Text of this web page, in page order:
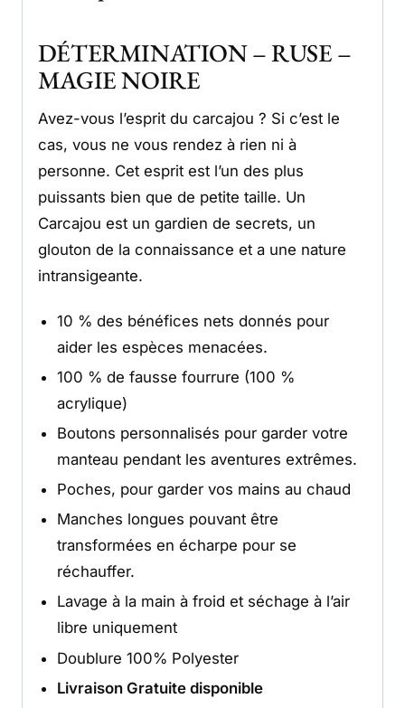
DÉTERMINATION – RUSE –
MAGIE NOIRE
Avez-vous l’esprit du carcajou ? Si c’est le
cas, vous ne vous rendez à rien ni à
personne. Cet esprit est l’un des plus
puissants bien que de petite taille. Un
Carcajou est un gardien de secrets, un
glouton de la connaissance et a une nature
intransigeante.
10 % des bénéfices nets donnés pour
aider les espèces menacées.
100 % de fausse fourrure (100 %
acrylique)
Boutons personnalisés pour garder votre
manteau pendant les aventures extrêmes.
Poches, pour garder vos mains au chaud
Manches longues pouvant être
transformées en écharpe pour se
réchauffer.
Lavage à la main à froid et séchage à l’air
libre uniquement
Doublure 100% Polyester
Livraison Gratuite disponible